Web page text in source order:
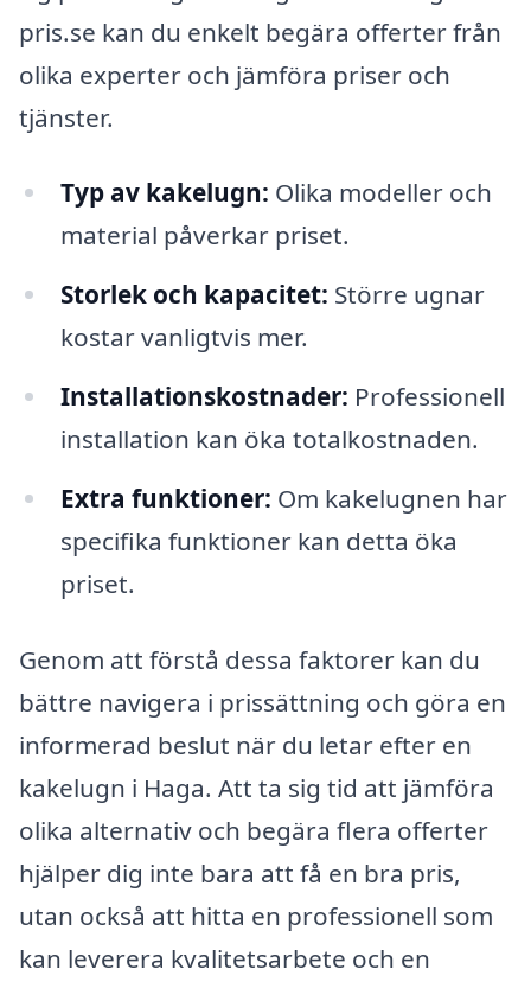
pris.se kan du enkelt begära offerter från
olika experter och jämföra priser och
tjänster.
Typ av kakelugn: Olika modeller och
material påverkar priset.
Storlek och kapacitet: Större ugnar
kostar vanligtvis mer.
Installationskostnader: Professionell
installation kan öka totalkostnaden.
Extra funktioner: Om kakelugnen har
specifika funktioner kan detta öka
priset.
Genom att förstå dessa faktorer kan du
bättre navigera i prissättning och göra en
informerad beslut när du letar efter en
kakelugn i Haga. Att ta sig tid att jämföra
olika alternativ och begära flera offerter
hjälper dig inte bara att få en bra pris,
utan också att hitta en professionell som
kan leverera kvalitetsarbete och en